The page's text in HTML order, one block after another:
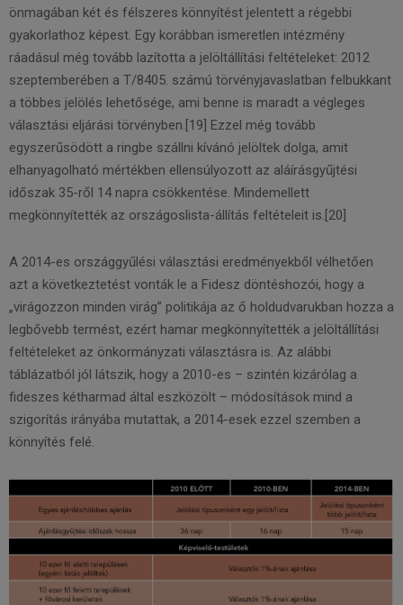
önmagában két és félszeres könnyítést jelentett a régebbi
gyakorlathoz képest. Egy korábban ismeretlen intézmény
ráadásul még tovább lazította a jelöltállítási feltételeket: 2012
szeptemberében a T/8405. számú törvényjavaslatban felbukkant
a többes jelölés lehetősége, ami benne is maradt a végleges
választási eljárási törvényben.[19] Ezzel még tovább
egyszerűsödött a ringbe szállni kívánó jelöltek dolga, amit
elhanyagolható mértékben ellensúlyozott az aláírásgyűjtési
időszak 35-ről 14 napra csökkentése. Mindemellett
megkönnyítették az országoslista-állítás feltételeit is.[20]
A 2014-es országgyűlési választási eredményekből vélhetően
azt a következtetést vonták le a Fidesz döntéshozói, hogy a
„virágozzon minden virág” politikája az ő holdudvarukban hozza a
legbővebb termést, ezért hamar megkönnyítették a jelöltállítási
feltételeket az önkormányzati választásra is. Az alábbi
táblázatból jól látszik, hogy a 2010-es – szintén kizárólag a
fideszes kétharmad által eszközölt – módosítások mind a
szigorítás irányába mutattak, a 2014-esek ezzel szemben a
könnyítés felé.